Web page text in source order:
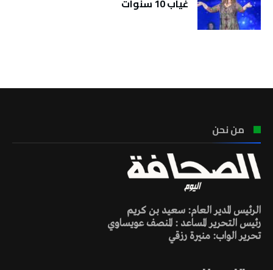
غياب 10 سنوات
من نحن
الرئيس المدير العام: سعيد بن كريم
رئيس التحرير المساعد : المنصف عويساوي
تحرير الواب: منيرة رزقي